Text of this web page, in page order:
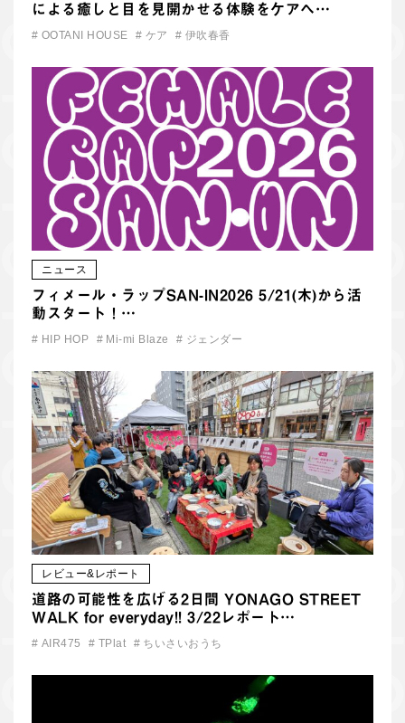
による癒しと目を見開かせる体験をケアへ…
# OOTANI HOUSE # ケア # 伊吹春香
ニュース
フィメール・ラップSAN-IN2026 5/21(木)から活
動スタート！…
# HIP HOP # Mi-mi Blaze # ジェンダー
レビュー&レポート
道路の可能性を広げる2日間 YONAGO STREET
WALK for everyday!! 3/22レポート…
# AIR475 # TPlat # ちいさいおうち